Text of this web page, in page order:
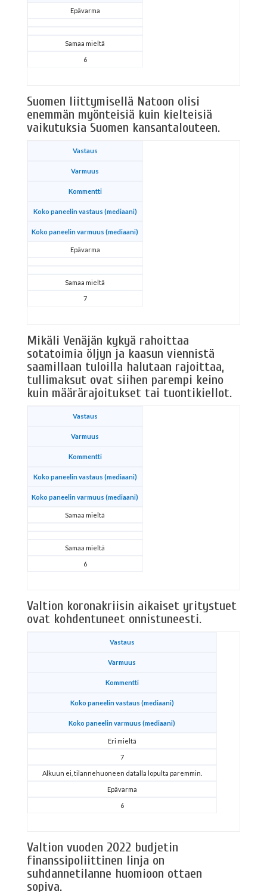
Epävarma
Samaa mieltä
6
Suomen liittymisellä Natoon olisi
enemmän myönteisiä kuin kielteisiä
vaikutuksia Suomen kansantalouteen.
Vastaus
Varmuus
Kommentti
Koko paneelin vastaus (mediaani)
Koko paneelin varmuus (mediaani)
Epävarma
Samaa mieltä
7
Mikäli Venäjän kykyä rahoittaa
sotatoimia öljyn ja kaasun viennistä
saamillaan tuloilla halutaan rajoittaa,
tullimaksut ovat siihen parempi keino
kuin määrärajoitukset tai tuontikiellot.
Vastaus
Varmuus
Kommentti
Koko paneelin vastaus (mediaani)
Koko paneelin varmuus (mediaani)
Samaa mieltä
Samaa mieltä
6
Valtion koronakriisin aikaiset yritystuet
ovat kohdentuneet onnistuneesti.
Vastaus
Varmuus
Kommentti
Koko paneelin vastaus (mediaani)
Koko paneelin varmuus (mediaani)
Eri mieltä
7
Alkuun ei, tilannehuoneen datalla lopulta paremmin.
Epävarma
6
Valtion vuoden 2022 budjetin
finanssipoliittinen linja on
suhdannetilanne huomioon ottaen
sopiva.